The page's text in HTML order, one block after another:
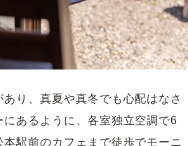
あり、真夏や真冬でも心配はなさ
あるように、各室独立空調で6
駅前のカフェまで徒歩でモーニ